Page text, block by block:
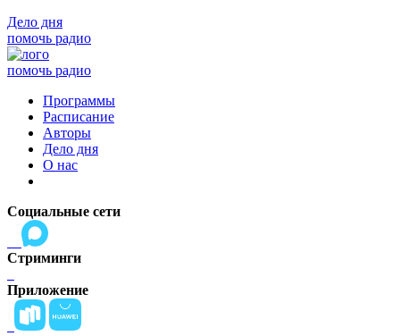
Дело дня
помочь радио
помочь радио
Программы
Расписание
Авторы
Дело дня
О нас
Социальные сети
Стриминги
Приложение